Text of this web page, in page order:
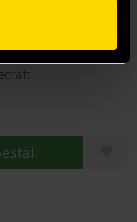
Vid vansinnets berg - Volym II